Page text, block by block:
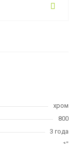
хром
800
3 года